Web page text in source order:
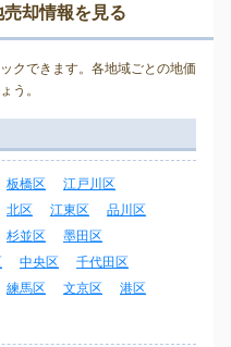
却情報を見る
クできます。各地域ごとの地価
う。
板橋区
江戸川区
北区 江東区
品川区
杉並区
墨田区
中央区
千代田区
練馬区 文京区
港区